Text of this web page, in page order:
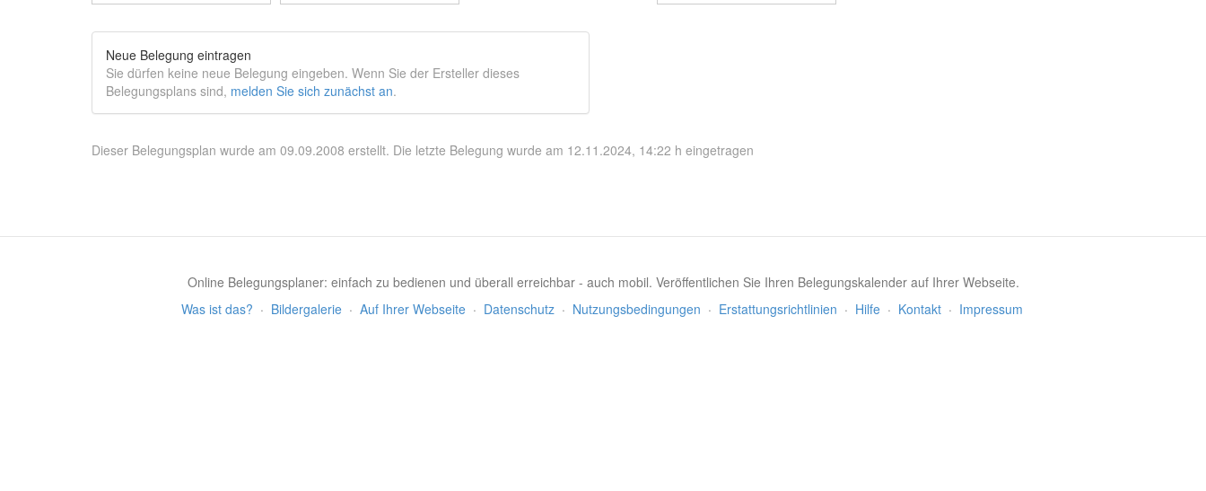
Neue Belegung eintragen
Sie dürfen keine neue Belegung eingeben. Wenn Sie der Ersteller dieses
Belegungsplans sind, melden Sie sich zunächst an.
Dieser Belegungsplan wurde am 09.09.2008 erstellt. Die letzte Belegung wurde am 12.11.2024, 14:22 h eingetragen
Online Belegungsplaner: einfach zu bedienen und überall erreichbar - auch mobil. Veröffentlichen Sie Ihren Belegungskalender auf Ihrer Webseite.
Was ist das? · Bildergalerie · Auf Ihrer Webseite · Datenschutz · Nutzungsbedingungen · Erstattungsrichtlinien · Hilfe · Kontakt · Impressum